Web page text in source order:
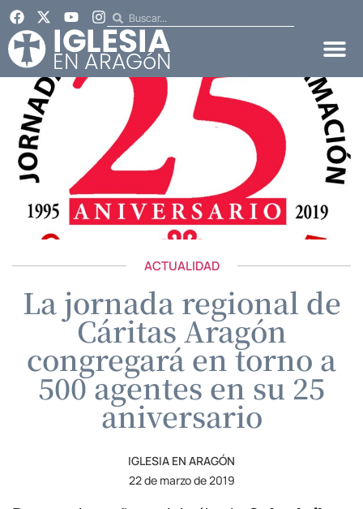
ACTUALIDAD
La jornada regional de
Cáritas Aragón
congregará en torno a
500 agentes en su 25
aniversario
IGLESIA EN ARAGÓN
22 de marzo de 2019